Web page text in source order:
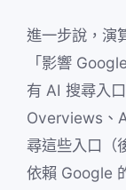
進一步說，演
「影響
有 AI 搜尋入
Overviews、
尋這些入口（
依賴 Google